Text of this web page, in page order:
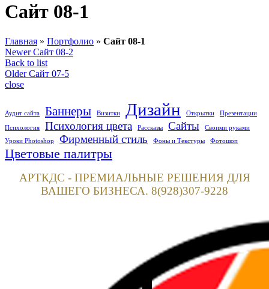
Сайт 08-1
Главная » Портфолио » Сайт 08-1
Newer Сайт 08-2
Back to list
Older Сайт 07-5
close
Аудит сайта Баннеры Визитки Дизайн Открытки Презентации
Психология Психология цвета Рассказы Сайты
Своими руками
Уроки Photoshop
Фирменный стиль Фоны и Текстуры Фотошоп
Цветовые палитры
АРТКДС - ПРЕМИАЛЬНЫЕ РЕШЕНИЯ ДЛЯ
ВАШЕГО БИЗНЕСА. 8(928)307-9228